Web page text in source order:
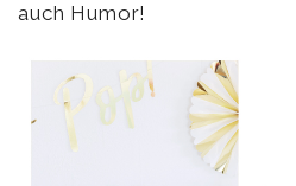
auch Humor!